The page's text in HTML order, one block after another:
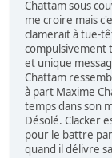
Chattam sous
me croire mais
clamerait à tue-
compulsivement
et unique
Chattam
à part Maxime
temps dans son
Désolé. Clacker
pour le battre
quand il délivre